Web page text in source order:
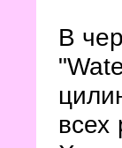
В
всех